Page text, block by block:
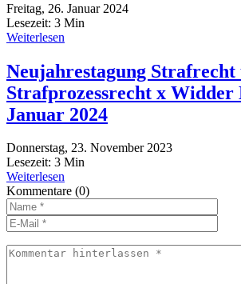
Freitag, 26. Januar 2024
Lesezeit: 3 Min
Weiterlesen
Neujahrestagung Strafrecht
Strafprozessrecht x Widder
Januar 2024
Donnerstag, 23. November 2023
Lesezeit: 3 Min
Weiterlesen
Kommentare (0)